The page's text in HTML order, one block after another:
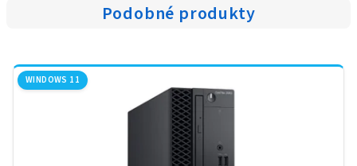
Podobné produkty
WINDOWS 11